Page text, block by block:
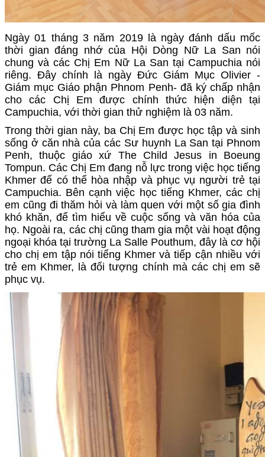
Ngày 01 tháng 3 năm 2019 là ngày đánh dấu mốc
thời gian đáng nhớ của Hội Dòng Nữ La San nói
chung và các Chị Em Nữ La San tại Campuchia nói
riêng. Đây chính là ngày Đức Giám Mục Olivier -
Giám mục Giáo phận Phnom Penh- đã ký chấp nhận
cho các Chị Em được chính thức hiện diện tại
Campuchia, với thời gian thử nghiệm là 03 năm.
Trong thời gian này, ba Chị Em được học tập và sinh
sống ở căn nhà của các Sư huynh La San tại Phnom
Penh, thuộc giáo xứ The Child Jesus in Boeung
Tompun. Các Chị Em đang nỗ lực trong việc học tiếng
Khmer để có thể hòa nhập và phục vụ người trẻ tại
Campuchia. Bên cạnh việc học tiếng Khmer, các chị
em cũng đi thăm hỏi và làm quen với một số gia đình
khó khăn, để tìm hiểu về cuộc sống và văn hóa của
họ. Ngoài ra, các chị cũng tham gia một vài hoạt động
ngoại khóa tại trường La Salle Pouthum, đây là cơ hội
cho chị em tập nói tiếng Khmer và tiếp cận nhiều với
trẻ em Khmer, là đối tượng chính mà các chị em sẽ
phục vụ.